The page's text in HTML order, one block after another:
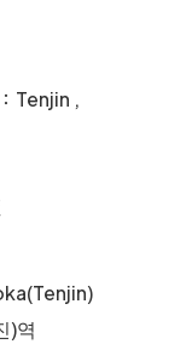
Tenjin ,
)역